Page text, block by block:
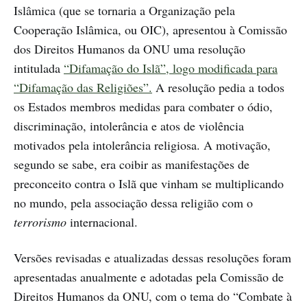
Islâmica (que se tornaria a Organização pela
Cooperação Islâmica, ou OIC), apresentou à Comissão
dos Direitos Humanos da ONU uma resolução
intitulada “Difamação do Islã”, logo modificada para
“Difamação das Religiões”. A resolução pedia a todos
os Estados membros medidas para combater o ódio,
discriminação, intolerância e atos de violência
motivados pela intolerância religiosa. A motivação,
segundo se sabe, era coibir as manifestações de
preconceito contra o Islã que vinham se multiplicando
no mundo, pela associação dessa religião com o
terrorismo internacional.
Versões revisadas e atualizadas dessas resoluções foram
apresentadas anualmente e adotadas pela Comissão de
Direitos Humanos da ONU, com o tema do “Combate à